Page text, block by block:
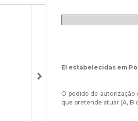
EI estabelecidas em
O pedido de
que pretende atuar (A, B